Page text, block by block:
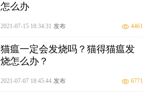
怎么办
2021-07-15 18:34:31 发布 4461
猫瘟一定会发烧吗？猫得猫瘟发
烧怎么办？
2021-07-07 18:45:44 发布 6771